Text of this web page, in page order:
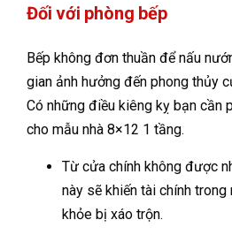
Đối với phòng bếp
Bếp không đơn thuần để nấu
gian ảnh hưởng đến phong thủy
Có những điều kiêng kỵ bạn cần
cho mẫu nhà 8×12 1 tầng.
Từ cửa chính không được
này sẽ khiến tài chính
khỏe bị xáo trộn.